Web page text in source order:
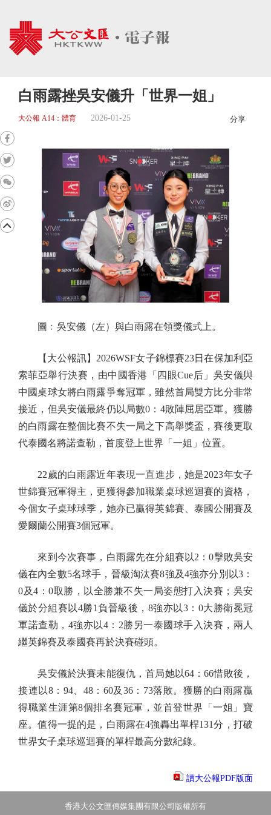
白雨露挫吳安儀升「世界一姐」
大公報 A14：體育 2026-01-25 分享
圖﹕吳安儀（左）與白雨露在領獎儀式上。
【大公報訊】2026WSF女子錦標賽23日在保加利亞
索菲亞舉行決賽，由中國香港「四眼Cue后」吳安儀與
中國桌球女將白雨露爭奪冠軍，雖然首局雙方比分非常
接近，但吳安儀最終仍以局數0：4敗陣屈居亞軍。獲勝
的白雨露在整個比賽不失一局之下高舉獎盃，賽後更取
代泰國名將諾查勒，首度登上世界「一姐」位置。
22歲的白雨露近年表現一直進步，她是2023年女子
世錦賽冠軍得主，更獲得參加職業桌球巡迴賽的資格，
今個女子桌球球季，她亦已贏得英錦賽、泰國公開賽及
愛爾蘭公開賽3個冠軍。
來到今次賽事，白雨露先在分組賽以2：0擊敗吳安
儀在內全數5名球手，晉級淘汰賽8強及4強亦分別以3：
0及4：0取勝，以全勝兼不失一局姿態打入決賽；吳安
儀於分組賽以4勝1負晉級後，8強亦以3：0大勝衛冕冠
軍諾查勒，4強亦以4：2勝另一泰國球手入決賽，兩人
繼英錦賽及泰國賽再於決賽碰頭。
吳安儀於決賽未能復仇，首局她以64：66惜敗後，
接連以8：94、48：60及36：73落敗。獲勝的白雨露贏
得職業生涯第8個排名賽冠軍，並首登世界「一姐」寶
座。值得一提的是，白雨露在4強轟出單桿131分，打破
世界女子桌球巡迴賽的單桿最高分數紀錄。
讀大公報PDF版面
香港大公文匯傳媒集團有限公司版權所有